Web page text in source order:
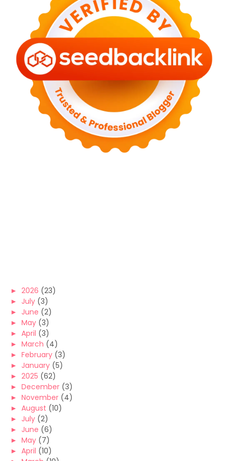
► 2026 (23)
► July (3)
► June (2)
► May (3)
► April (3)
► March (4)
► February (3)
► January (5)
► 2025 (62)
► December (3)
► November (4)
► August (10)
► July (2)
► June (6)
► May (7)
► April (10)